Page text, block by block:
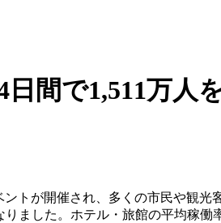
間で1,511万人
トが開催され、多くの市民や観
ました。ホテル・旅館の平均稼